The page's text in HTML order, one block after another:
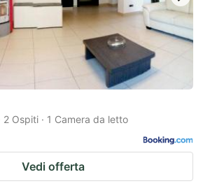
Ospiti · 1 Camera da letto
Vedi offerta